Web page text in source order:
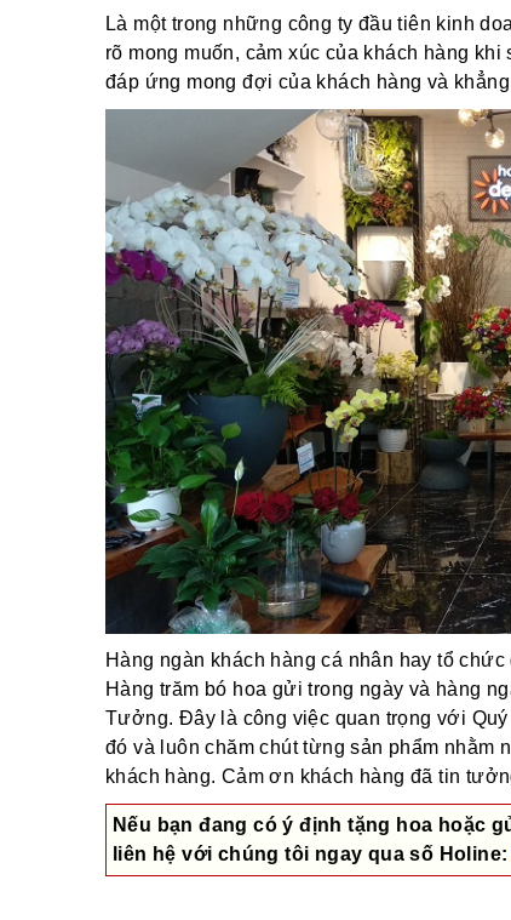
Là một trong những công ty đầu tiên kinh
rõ mong muốn, cảm xúc của khách hàng
đáp ứng mong đợi của khách hàng và
Hàng ngàn khách hàng cá nhân hay tổ
Hàng trăm bó hoa gửi trong ngày và hàng
Tưởng. Đây là công việc quan trọng với
đó và luôn chăm chút từng sản phẩm
khách hàng. Cảm ơn khách hàng đã tin
Nếu bạn đang có ý định tặng hoa hoặc
liên hệ với chúng tôi ngay qua số Holine: